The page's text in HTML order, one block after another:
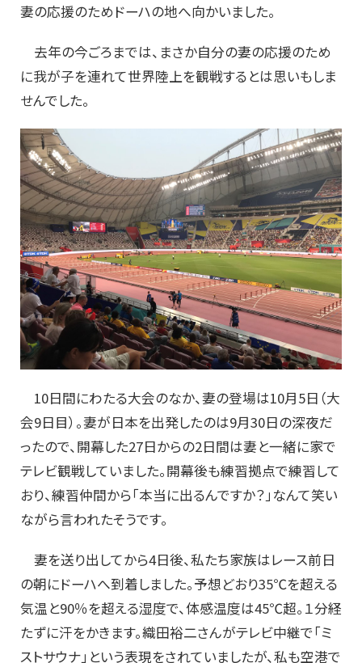
妻の応援のためドーハの地へ向かいました。
去年の今ごろまでは、まさか自分の妻の応援のため
に我が子を連れて世界陸上を観戦するとは思いもしま
せんでした。
10日間にわたる大会のなか、妻の登場は10月5日（大
会9日目）。妻が日本を出発したのは9月30日の深夜だ
ったので、開幕した27日からの2日間は妻と一緒に家で
テレビ観戦していました。開幕後も練習拠点で練習して
おり、練習仲間から「本当に出るんですか？」なんて笑い
ながら言われたそうです。
妻を送り出してから4日後、私たち家族はレース前日
の朝にドーハへ到着しました。予想どおり35℃を超える
気温と90％を超える湿度で、体感温度は45℃超。１分経
たずに汗をかきます。織田裕二さんがテレビ中継で「ミ
ストサウナ」という表現をされていましたが、私も空港で